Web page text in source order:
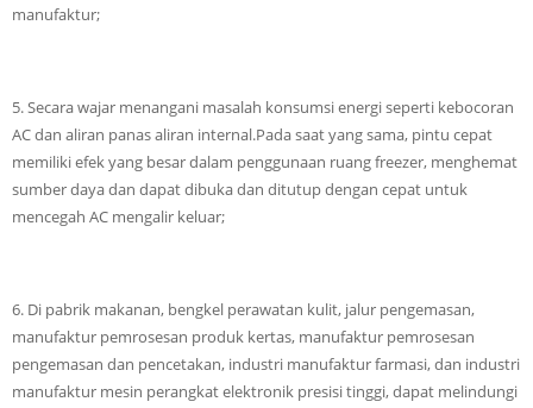
manufaktur;
5. Secara wajar menangani masalah konsumsi energi seperti kebocoran
AC dan aliran panas aliran internal.Pada saat yang sama, pintu cepat
memiliki efek yang besar dalam penggunaan ruang freezer, menghemat
sumber daya dan dapat dibuka dan ditutup dengan cepat untuk
mencegah AC mengalir keluar;
6. Di pabrik makanan, bengkel perawatan kulit, jalur pengemasan,
manufaktur pemrosesan produk kertas, manufaktur pemrosesan
pengemasan dan pencetakan, industri manufaktur farmasi, dan industri
manufaktur mesin perangkat elektronik presisi tinggi, dapat melindungi